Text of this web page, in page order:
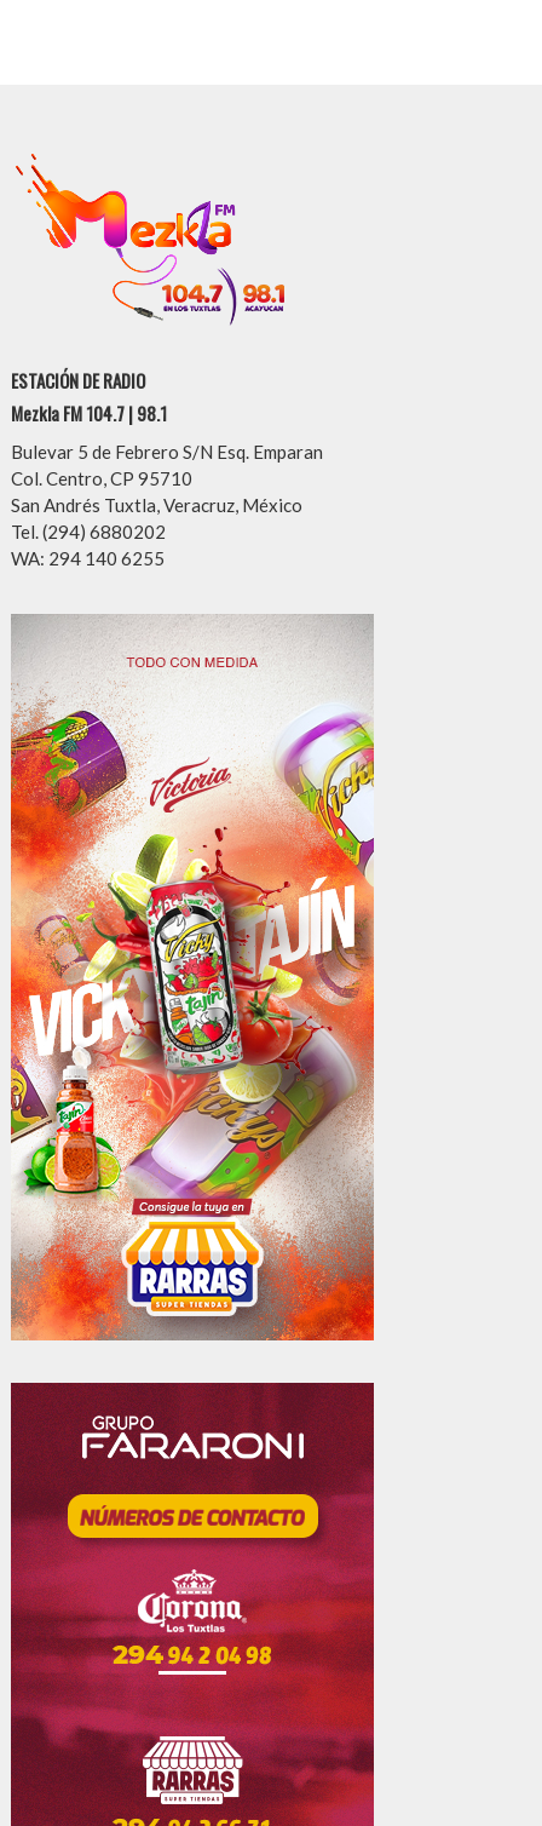
ESTACIÓN DE RADIO
Mezkla FM 104.7 | 98.1
Bulevar 5 de Febrero S/N Esq. Emparan
Col. Centro, CP 95710
San Andrés Tuxtla, Veracruz, México
Tel. (294) 6880202
WA: 294 140 6255